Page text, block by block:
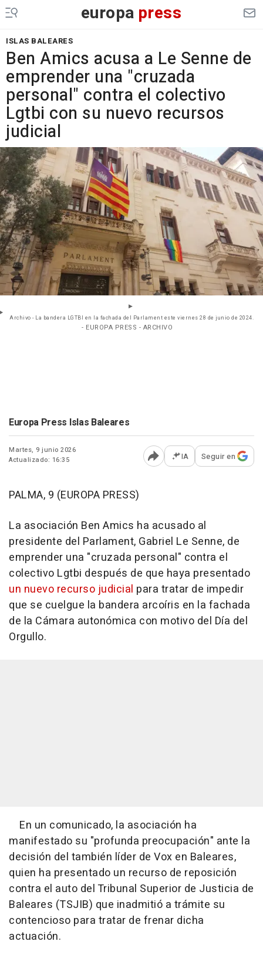
europa press
ISLAS BALEARES
Ben Amics acusa a Le Senne de
emprender una "cruzada
personal" contra el colectivo
Lgtbi con su nuevo recursos
judicial
Archivo - La bandera LGTBI en la fachada del Parlament este viernes 28 de junio de 2024.
- EUROPA PRESS - ARCHIVO
Europa Press Islas Baleares
Martes, 9 junio 2026
Actualizado: 16:35
Abrir opciones para
IA Seguir en
PALMA, 9 (EUROPA PRESS)
La asociación Ben Amics ha acusado al
presidente del Parlament, Gabriel Le Senne, de
emprender una "cruzada personal" contra el
colectivo Lgtbi después de que haya presentado
un nuevo recurso judicial para tratar de impedir
que se cuelgue la bandera arcoíris en la fachada
de la Cámara autonómica con motivo del Día del
Orgullo.
En un comunicado, la asociación ha
manifestado su "profunda preocupación" ante la
decisión del también líder de Vox en Baleares,
quien ha presentado un recurso de reposición
contra el auto del Tribunal Superior de Justicia de
Baleares (TSJIB) que inadmitió a trámite su
contencioso para tratar de frenar dicha
actuación.